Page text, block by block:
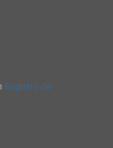
Registro de